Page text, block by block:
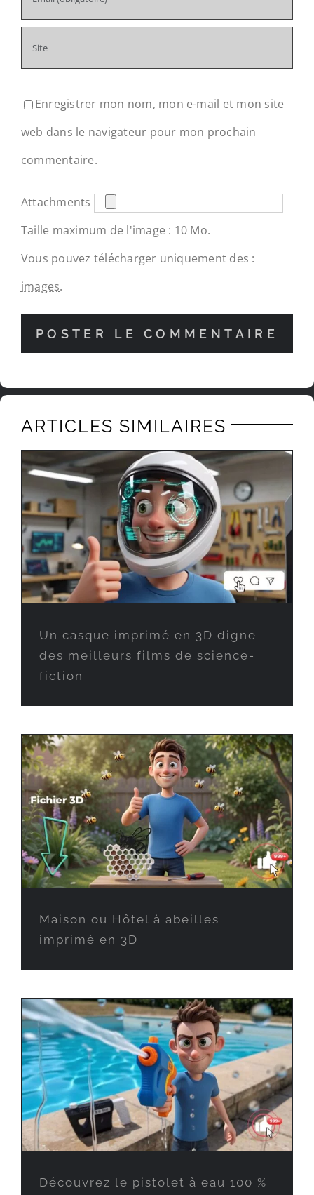
Enregistrer mon nom, mon e-mail et mon site
web dans le navigateur pour mon prochain
commentaire.
Attachments
Taille maximum de l'image : 10 Mo.
Vous pouvez télécharger uniquement des :
images.
ARTICLES SIMILAIRES
Un casque imprimé en 3D digne
des meilleurs films de science-
fiction
Maison ou Hôtel à abeilles
imprimé en 3D
Découvrez le pistolet à eau 100 %